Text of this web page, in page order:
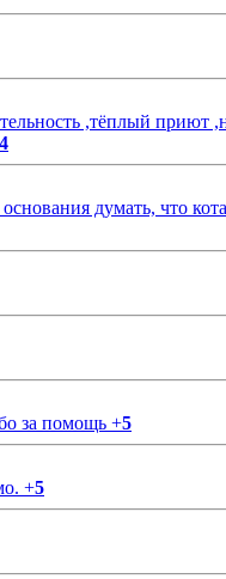
,тёплый
4
думать, что
за помощь +5
+5